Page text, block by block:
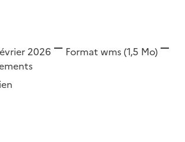
2026 Format wms(1,5 Mo)